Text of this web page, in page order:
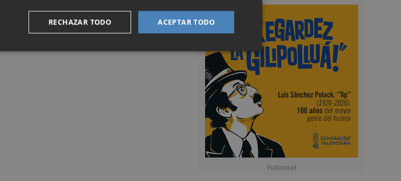
ACEPTAR TODO
RECHAZAR TODO